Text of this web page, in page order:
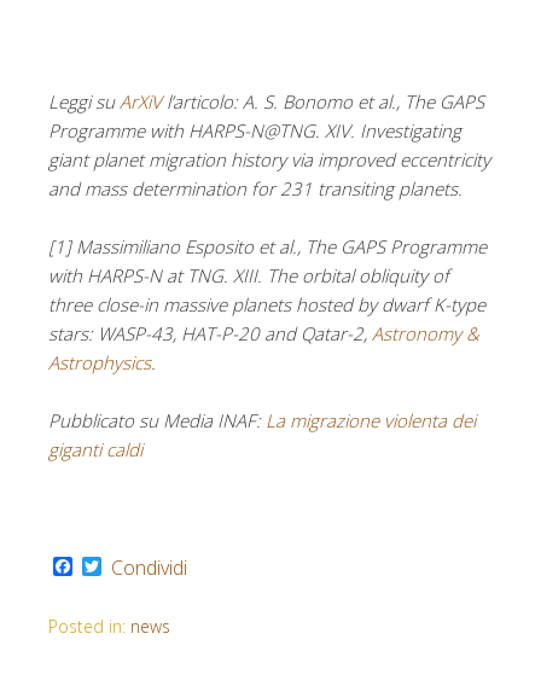
Leggi suArXiVl’articolo: A. S. Bonomo et al., The GAPS
Programme with HARPS-N@TNG. XIV. Investigating
giant planet migration history via improved eccentricity
and mass determination for 231 transiting planets.
[1] Massimiliano Esposito et al., The GAPS Programme
with HARPS-N at TNG. XIII. The orbital obliquity of
three close-in massive planets hosted by dwarf K-type
stars: WASP-43, HAT-P-20 and Qatar-2, Astronomy &
Astrophysics.
Pubblicato su Media INAF: La migrazione violenta dei
giganti caldi
F
e t
Condividi
Posted in: news